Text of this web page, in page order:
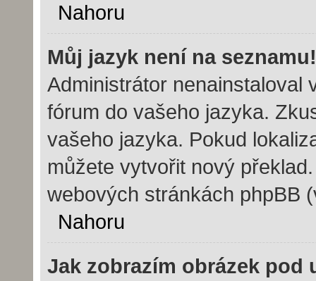
Nahoru
Můj jazyk není na seznamu!
Administrátor nenainstaloval
fórum do vašeho jazyka.
vašeho jazyka. Pokud
můžete vytvořit nový
webových stránkách phpBB
Nahoru
Jak zobrazím obrázek pod